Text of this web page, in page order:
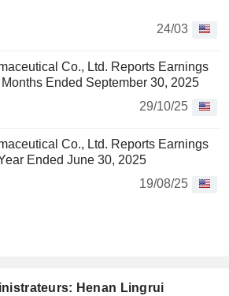
24/03
Co., Ltd. Reports Earnings
Ended September 30, 2025
29/10/25
Co., Ltd. Reports Earnings
Ended June 30, 2025
19/08/25
Henan Lingrui